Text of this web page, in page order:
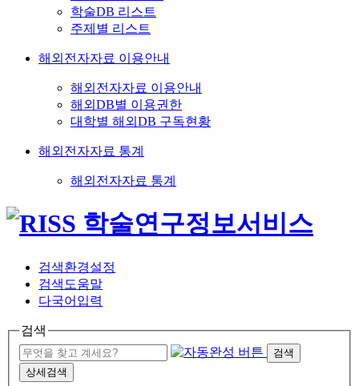
학술DB 리스트
주제별 리스트
해외전자자료 이용안내
해외전자자료 이용안내
해외DB별 이용권한
대학별 해외DB 구독현황
해외전자자료 통계
해외전자자료 통계
검색환경설정
검색도움말
다국어입력
검색
검색
상세검색